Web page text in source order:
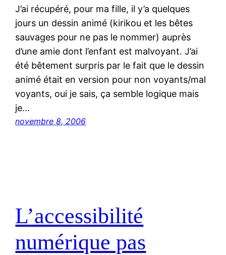
J’ai récupéré, pour ma fille, il y’a quelques
jours un dessin animé (kirikou et les bêtes
sauvages pour ne pas le nommer) auprès
d’une amie dont l’enfant est malvoyant. J’ai
été bêtement surpris par le fait que le dessin
animé était en version pour non voyants/mal
voyants, oui je sais, ça semble logique mais
je…
novembre 8, 2006
L’accessibilité
numérique pas